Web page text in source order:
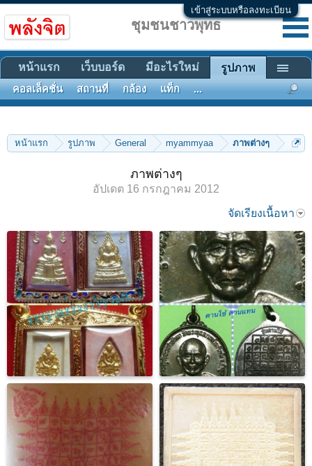
เข้าสู่ระบบหรือลงทะเบียน
หน้าแรก รูปภาพ General myammyaa ภาพต่างๆ
ภาพต่างๆ
อัปเดต 16 กรกฎาคม 2012
จัดเรียงเนื้อหา
ชุมชนชาวพุทธ
หน้าแรก เว็บบอร์ด มีอะไรใหม่ รูปภาพ
คอลเล็คชั่น สถานที่ กล้อง แท็ก ...